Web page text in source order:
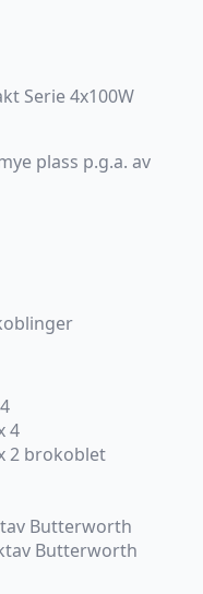
Serie 4x100W
plass p.g.a. av
4
2 brokoblet
Butterworth
Butterworth